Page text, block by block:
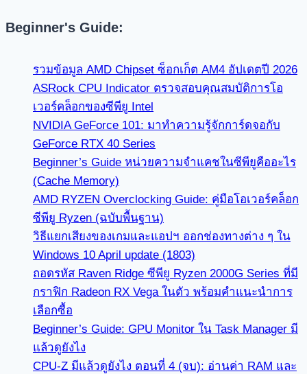
Beginner's Guide:
รวมข้อมูล AMD Chipset ซ็อกเก็ต AM4 อัปเดตปี 2026
ASRock CPU Indicator ตรวจสอบคุณสมบัติการโอ
เวอร์คล็อกของซีพียู Intel
NVIDIA GeForce 101: มาทำความรู้จักการ์ดจอกับ
GeForce RTX 40 Series
Beginner’s Guide หน่วยความจำแคชในซีพียูคืออะไร
(Cache Memory)
AMD RYZEN Overclocking Guide: คู่มือโอเวอร์คล็อก
ซีพียู Ryzen (ฉบับพื้นฐาน)
วิธีแยกเสียงของเกมและแอปฯ ออกช่องทางต่าง ๆ ใน
Windows 10 April update (1803)
ถอดรหัส Raven Ridge ซีพียู Ryzen 2000G Series ที่มี
กราฟิก Radeon RX Vega ในตัว พร้อมคำแนะนำการ
เลือกซื้อ
Beginner’s Guide: GPU Monitor ใน Task Manager มี
แล้วดูยังไง
CPU-Z มีแล้วดูยังไง ตอนที่ 4 (จบ): อ่านค่า RAM และ